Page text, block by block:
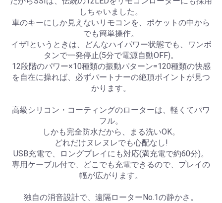
しちゃいました。
車のキーにしか見えないリモコンを、ポケットの中から
でも簡単操作。
イザ!というときは、どんなハイパワー状態でも、ワンボ
タンで一発停止(5分で電源自動OFF)。
12段階のパワー×10種類の振動パターン=120種類の快感
を自在に操れば、必ずパートナーの絶頂ポイントが見つ
かります。
高級シリコン・コーティングのローターは、軽くてパワ
フル。
しかも完全防水だから、まる洗いOK。
どれだけヌレヌレでも心配なし!
USB充電で、ロングプレイにも対応(満充電で約60分)。
専用ケーブル付で、どこでも充電できるので、プレイの
幅が広がります。
独自の消音設計で、遠隔ローターNo.1の静かさ。